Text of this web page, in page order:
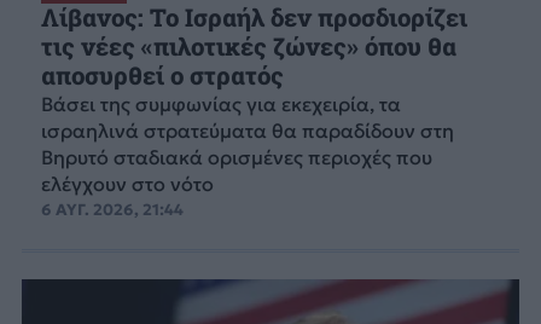
Λίβανος: Το Ισραήλ δεν προσδιορίζει
τις νέες «πιλοτικές ζώνες» όπου θα
αποσυρθεί ο στρατός
Βάσει της συμφωνίας για εκεχειρία, τα
ισραηλινά στρατεύματα θα παραδίδουν στη
Βηρυτό σταδιακά ορισμένες περιοχές που
ελέγχουν στο νότο
6 ΑΥΓ. 2026, 21:44